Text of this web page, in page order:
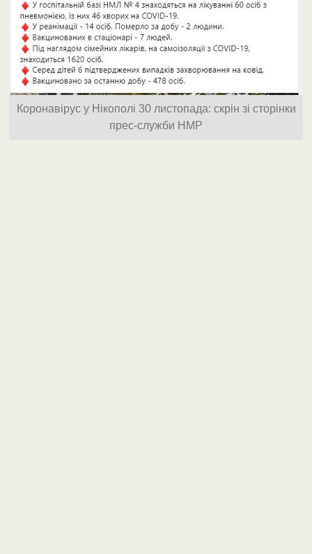
Коронавірус у Нікополі 30 листопада: скрін зі сторінки
прес-служби НМР